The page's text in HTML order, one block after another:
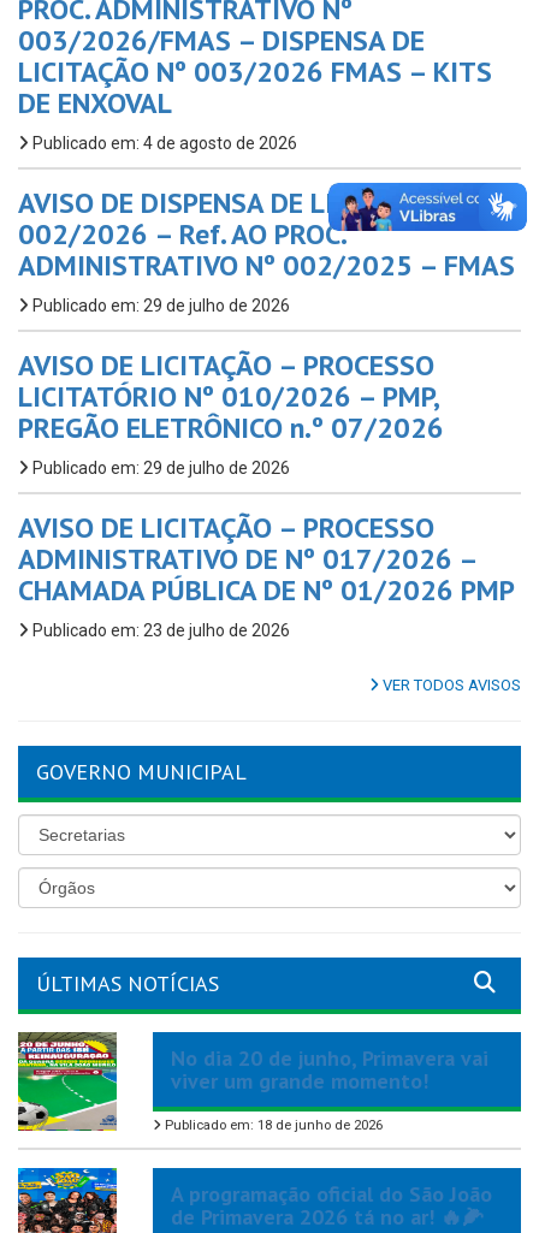
PROC. ADMINISTRATIVO Nº
003/2026/FMAS – DISPENSA DE
LICITAÇÃO Nº 003/2026 FMAS – KITS
DE ENXOVAL
Publicado em: 4 de agosto de 2026
AVISO DE DISPENSA DE LICITAÇÃO Nº
002/2026 – Ref. AO PROC.
ADMINISTRATIVO Nº 002/2025 – FMAS
Publicado em: 29 de julho de 2026
AVISO DE LICITAÇÃO – PROCESSO
LICITATÓRIO Nº 010/2026 – PMP,
PREGÃO ELETRÔNICO n.º 07/2026
Publicado em: 29 de julho de 2026
AVISO DE LICITAÇÃO – PROCESSO
ADMINISTRATIVO DE Nº 017/2026 –
CHAMADA PÚBLICA DE Nº 01/2026 PMP
Publicado em: 23 de julho de 2026
VER TODOS AVISOS
GOVERNO MUNICIPAL
ÚLTIMAS NOTÍCIAS
No dia 20 de junho, Primavera vai
viver um grande momento!
Publicado em: 18 de junho de 2026
A programação oficial do São João
de Primavera 2026 tá no ar! 🔥🌽